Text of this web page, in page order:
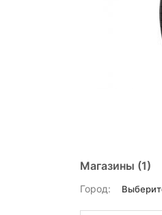
Магазины (1)
Город: